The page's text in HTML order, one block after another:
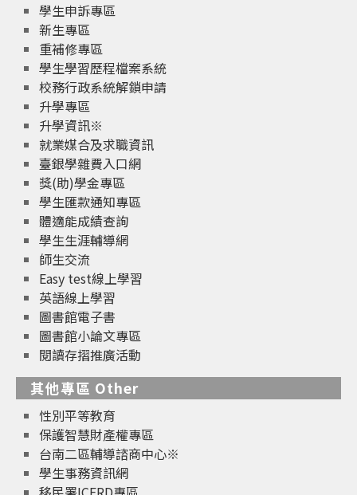
學生申訴專區
新生專區
重補修專區
學生學習歷程檔案系統
校務行政系統解鎖申請
升學專區
升學資訊※
就業媒合及求職資訊
臺銀學雜費入口網
獎(助)學金專區
學生匯款通知專區
體適能成績查詢
學生生涯輔導網
師生交流
Easy test線上學習
英語線上學習
圖書館電子書
圖書館小論文專區
閱讀存摺推廣活動
其他專區 Other
性別平等教育
保護智慧財產權專區
台南二區輔導諮商中心※
學生事務資訊網